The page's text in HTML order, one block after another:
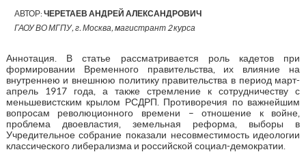
АВТОР:ЧЕРЕТАЕВ АНДРЕЙ АЛЕКСАНДРОВИЧ
ГАОУ ВО МГПУ, г. Москва, магистрант 2 курса
Аннотация. В статье рассматривается роль кадетов при
формировании Временного правительства, их влияние на
внутреннею и внешнюю политику правительства в период март-
апрель 1917 года, а также стремление к сотрудничеству с
меньшевистским крылом РСДРП. Противоречия по важнейшим
вопросам революционного времени – отношение к войне,
проблема двоевластия, земельная реформа, выборы в
Учредительное собрание показали несовместимость идеологии
классического либерализма и российской социал-демократии.